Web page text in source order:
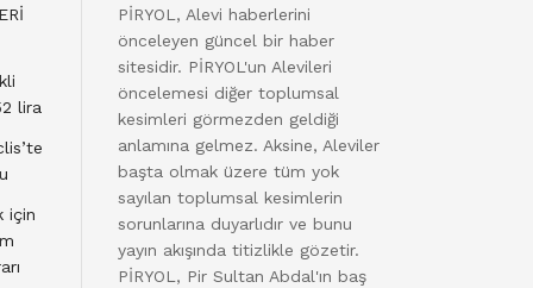
lira
için
PİRYOL, Alevi haberlerini
önceleyen güncel bir haber
sitesidir. PİRYOL'un Alevileri
öncelemesi diğer toplumsal
kesimleri görmezden geldiği
anlamına gelmez. Aksine, Aleviler
başta olmak üzere tüm yok
sayılan toplumsal kesimlerin
sorunlarına duyarlıdır ve bunu
yayın akışında titizlikle gözetir.
PİRYOL, Pir Sultan Abdal'ın baş